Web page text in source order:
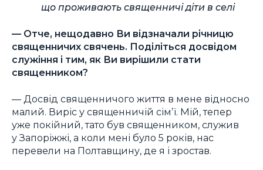
що проживають священничі діти в селі
— Отче, нещодавно Ви відзначали річницю
священничих свячень. Поділіться досвідом
служіння і тим, як Ви вирішили стати
священником?
— Досвід священничого життя в мене відносно
малий. Виріс у священничій сімʼї. Мій, тепер
уже покійний, тато був священником, служив
у Запоріжжі, а коли мені було 5 років, нас
перевели на Полтавщину, де я і зростав.